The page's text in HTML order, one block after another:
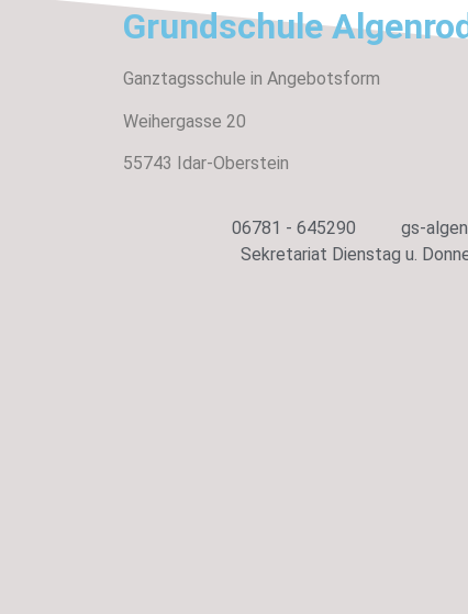
Grundschule
Ganztagsschule in Angebotsform
Weihergasse 20
55743 Idar-Oberstein
06781 - 645290
gs-
Sekretariat Dienstag u.